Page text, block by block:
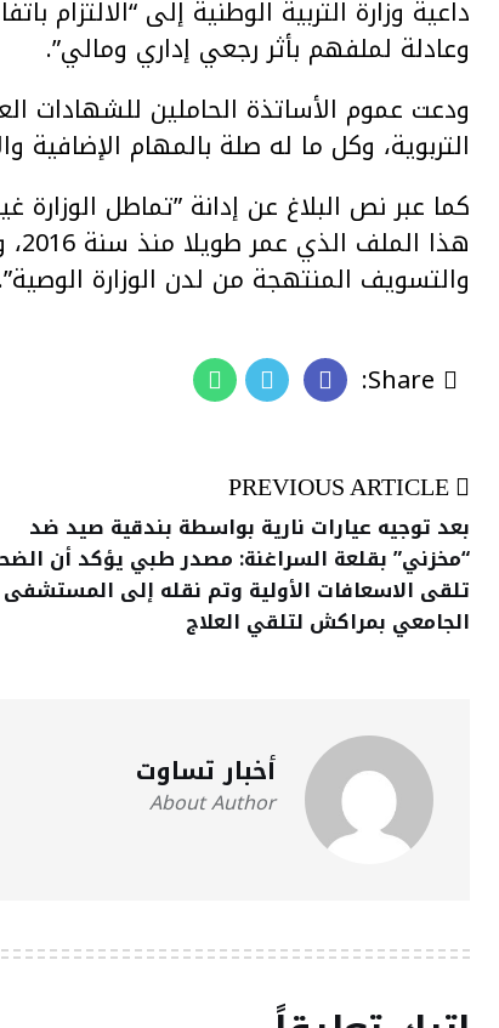
وعادلة لملفهم بأثر رجعي إداري ومالي”.
ودعت عموم الأساتذة الحاملين للشهادات
التربوية، وكل ما له صلة بالمهام
كما عبر نص البلاغ عن إدانة ”تماطل
والتسويف المنتهجة من لدن الوزارة الوصية”.
بعد توجيه عيارات نارية بواسطة بندقية صيد ضد
“مخزني” بقلعة السراغنة: مصدر طبي يؤكد أن
تلقى الاسعافات الأولية وتم نقله إلى المستشفى
الجامعي بمراكش لتلقي العلاج
أخبار تساوت
About Author